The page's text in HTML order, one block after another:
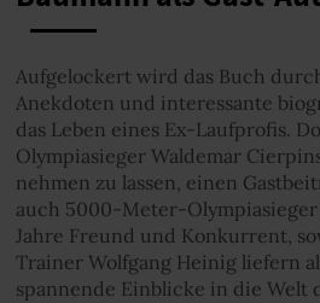
Aufgelockert wird das Buch
Anekdoten und interessante
das Leben eines Ex-Laufprofis.
Olympiasieger Waldemar
nehmen zu lassen, einen
auch 5000-Meter-
Jahre Freund und Konkurrent,
Trainer Wolfgang Heinig liefern
spannende Einblicke in die Welt